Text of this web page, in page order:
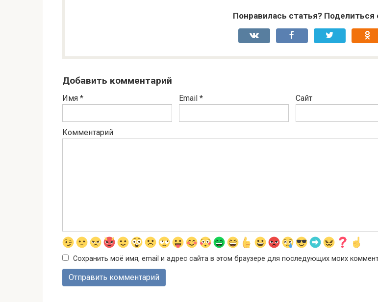
Понравилась статья? Поделиться
Добавить комментарий
Имя * Email * Сайт
Комментарий
Сохранить моё имя, email и адрес сайта в этом браузере для последующих моих